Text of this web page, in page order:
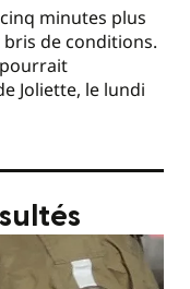
minutes plus
de conditions.
pourrait
Joliette, le lundi